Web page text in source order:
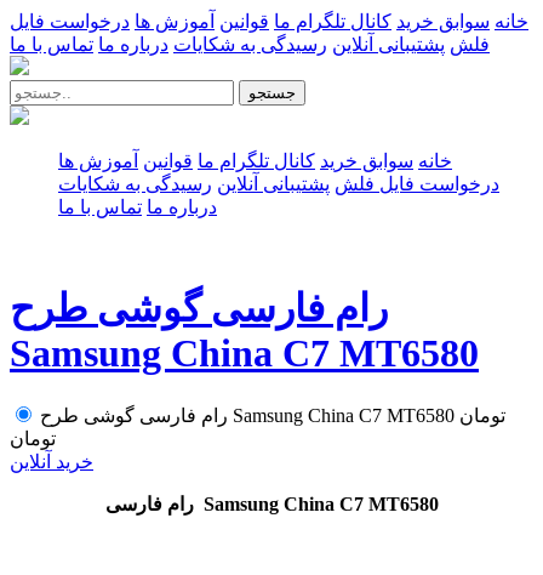
خانه سوابق خرید کانال تلگرام ما قوانین آموزش ها درخواست فایل
فلش پشتیبانی آنلاین رسیدگی به شکایات درباره ما تماس با ما
جستجو
خانه سوابق خرید کانال تلگرام ما قوانین آموزش ها
درخواست فایل فلش پشتیبانی آنلاین رسیدگی به شکایات
درباره ما تماس با ما
رام فارسی گوشی طرح
Samsung China C7 MT6580
رام فارسی گوشی طرح Samsung China C7 MT6580 تومان
تومان
خرید آنلاین
رام فارسی Samsung China C7 MT6580